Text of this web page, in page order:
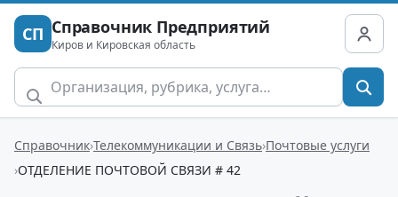
СП Справочник Предприятий
Киров и Кировская область
Справочник Телекоммуникации и Связь Почтовые услуги
ОТДЕЛЕНИЕ ПОЧТОВОЙ СВЯЗИ # 42